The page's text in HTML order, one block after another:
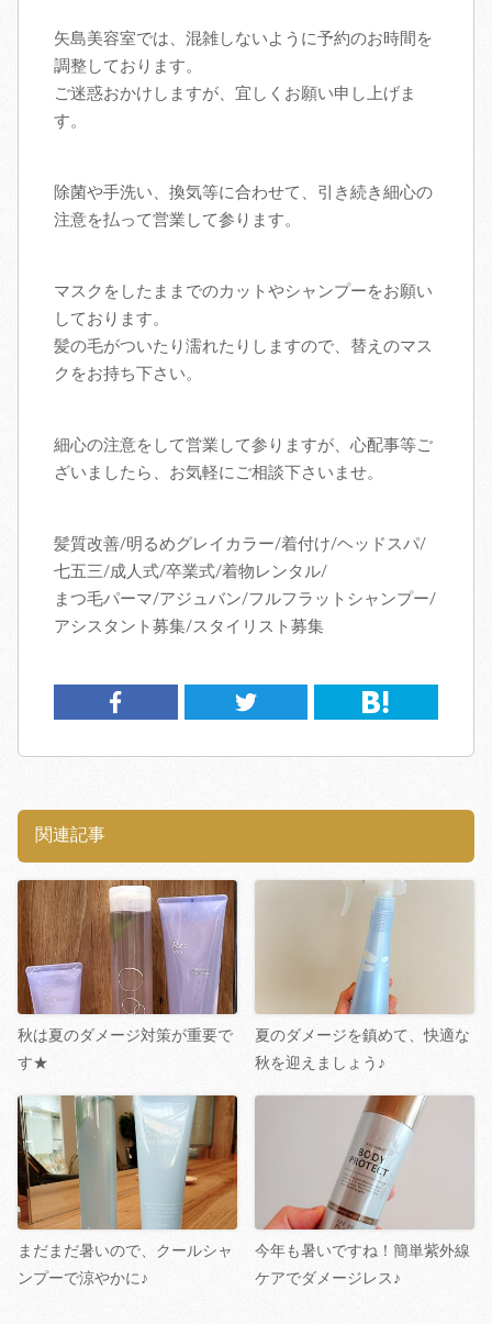
矢島美容室では、混雑しないように予約のお時間を
調整しております。
ご迷惑おかけしますが、宜しくお願い申し上げま
す。
除菌や手洗い、換気等に合わせて、引き続き細心の
注意を払って営業して参ります。
マスクをしたままでのカットやシャンプーをお願い
しております。
髪の毛がついたり濡れたりしますので、替えのマス
クをお持ち下さい。
細心の注意をして営業して参りますが、心配事等ご
ざいましたら、お気軽にご相談下さいませ。
髪質改善/明るめグレイカラー/着付け/ヘッドスパ/
七五三/成人式/卒業式/着物レンタル/
まつ毛パーマ/アジュバン/フルフラットシャンプー/
アシスタント募集/スタイリスト募集
関連記事
秋は夏のダメージ対策が重要で
す★
夏のダメージを鎮めて、快適な
秋を迎えましょう♪
まだまだ暑いので、クールシャ
ンプーで涼やかに♪
今年も暑いですね！簡単紫外線
ケアでダメージレス♪